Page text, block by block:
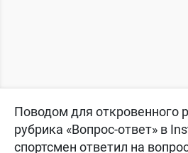
Поводом для откровенного
рубрика «Вопрос-ответ» в
спортсмен ответил на